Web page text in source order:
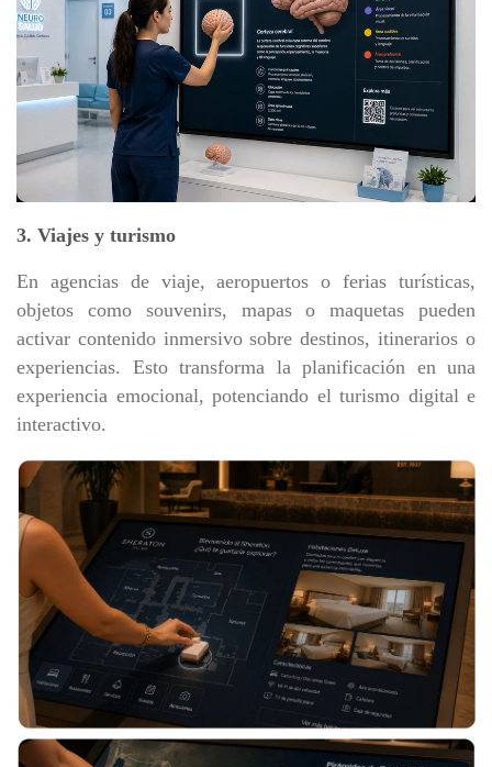
3. Viajes y turismo
En agencias de viaje, aeropuertos o ferias turísticas,
objetos como souvenirs, mapas o maquetas pueden
activar contenido inmersivo sobre destinos, itinerarios o
experiencias. Esto transforma la planificación en una
experiencia emocional, potenciando el turismo digital e
interactivo.